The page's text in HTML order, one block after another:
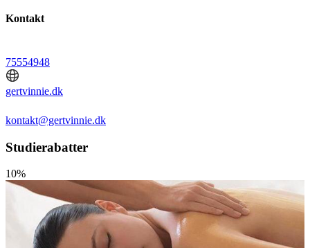
Kontakt
75554948
gertvinnie.dk
kontakt@gertvinnie.dk
Studierabatter
10%